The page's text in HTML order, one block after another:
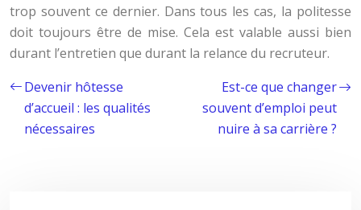
trop souvent ce dernier. Dans tous les cas, la politesse
doit toujours être de mise. Cela est valable aussi bien
durant l’entretien que durant la relance du recruteur.
Devenir hôtesse
d’accueil : les qualités
nécessaires
Est-ce que changer
souvent d’emploi peut
nuire à sa carrière ?